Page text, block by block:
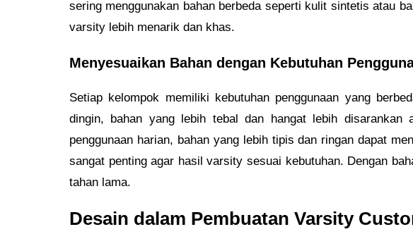
sering menggunakan bahan berbeda seperti kulit sintetis atau
varsity lebih menarik dan khas.
Menyesuaikan Bahan dengan Kebutuhan
Setiap kelompok memiliki kebutuhan penggunaan yang
dingin, bahan yang lebih tebal dan hangat lebih disarankan
penggunaan harian, bahan yang lebih tipis dan ringan dapat
sangat penting agar hasil varsity sesuai kebutuhan. Dengan
tahan lama.
Desain dalam Pembuatan Varsity